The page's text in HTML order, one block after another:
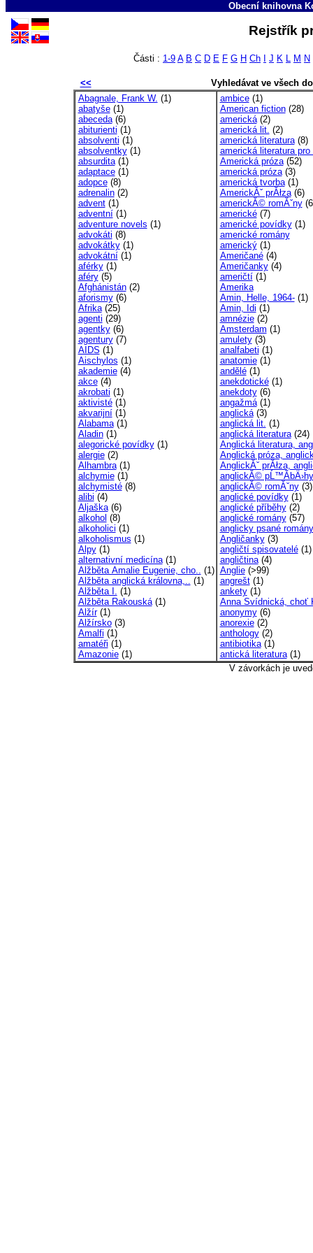
Obecní knihovna
Rejstřík
Části : 1-9 A B C D E F G H Ch J K L M N
<<
Vyhledávat ve všech
Abagnale, Frank W. (1)
abatyše(1)
abeceda(6)
abiturienti (1)
absolventi (1)
absolventky(1)
absurdita(1)
adaptace(1)
adopce(8)
adrenalin(2)
advent(1)
adventní(1)
adventure novels (1)
advokáti (8)
advokátky(1)
advokátní(1)
aférky(1)
aféry(5)
Afghánistán(2)
aforismy(6)
Afrika(25)
agenti (29)
agentky(6)
agentury(7)
AIDS (1)
Aischylos (1)
akademie(4)
akce(4)
akrobati (1)
aktivisté(1)
akvarijní(1)
Alabama(1)
Aladin(1)
alegorické povídky(1)
alergie(2)
Alhambra(1)
alchymie(1)
alchymisté(8)
alibi (4)
Aljaška(6)
alkohol (8)
alkoholici (1)
alkoholismus (1)
Alpy(1)
alternativní medicína(1)
Alžběta Amalie Eugenie, cho.. (1)
Alžběta anglická královna,.. (1)
Alžběta I. (1)
Alžběta Rakouská(1)
Alžír(1)
Alžírsko(3)
Amalfi (1)
amatéři (1)
Amazonie(1)
ambice(1)
American fiction(28)
americká(2)
americká lit. (2)
americká literatura(8)
americká literatura pro
Americká próza(52)
americká próza(3)
americká tvorba(1)
AmerickĂˇ prĂłza(6)
americkĂ© romĂˇny
americké(7)
americké povídky(1)
americké romány
americký(1)
Američané(4)
Američanky(4)
američtí(1)
Amerika
Amin, Helle, 1964-(1)
Amin, Idi (1)
amnézie(2)
Amsterdam (1)
amulety(3)
analfabeti (1)
anatomie(1)
andělé(1)
anekdotické(1)
anekdoty(6)
angažmá(1)
anglická(3)
anglická lit. (1)
anglická literatura(24)
Anglická literatura,
Anglická próza,
AnglickĂˇ prĂłza,
anglickĂ© pĹ™Ă­bÄ›hy
anglickĂ© romĂˇny(3)
anglické povídky(1)
anglické příběhy(2)
anglické romány(57)
anglicky psané romány
Angličanky(3)
angličtí spisovatelé(1)
angličtina(4)
Anglie(>99)
angrešt(1)
ankety(1)
Anna Svídnická, choť
anonymy(6)
anorexie(2)
anthology(2)
antibiotika(1)
antická literatura(1)
V závorkách je